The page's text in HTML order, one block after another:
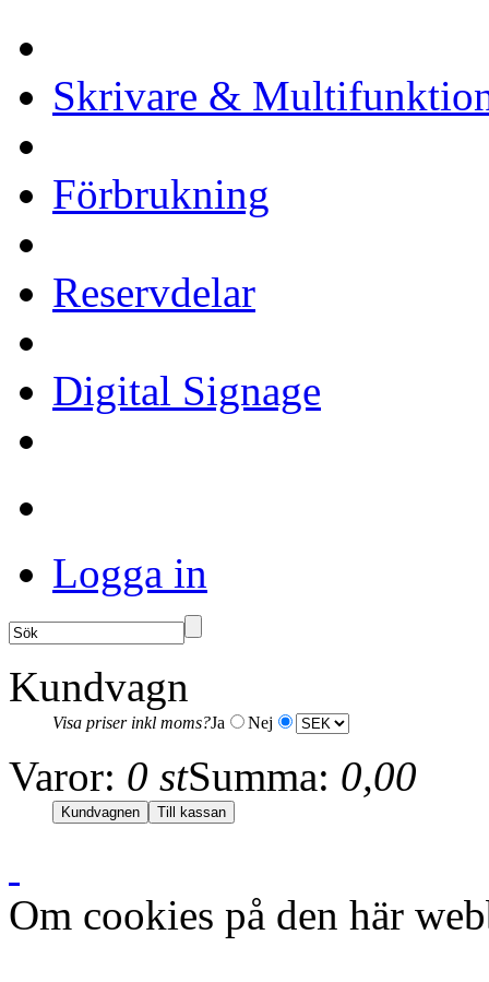
Skrivare &
Förbrukning
Reservdelar
Digital Signage
Logga in
Kundvagn
Visa priser inkl moms?Ja Nej
Varor: 0 stSumma: 0,00
Om cookies på den här